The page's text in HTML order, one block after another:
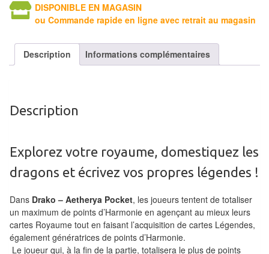
d'échecs
en
en
Tables
Accessoires
Jeux
de
société
DISPONIBLE EN MAGASIN
ou Commande rapide en ligne avec retrait au magasin
Description Informations complémentaires
Description
Explorez votre royaume, domestiquez les
dragons et écrivez vos propres légendes !
Dans Drako – Aetherya Pocket, les joueurs tentent de totaliser
un maximum de points d’Harmonie en agençant au mieux leurs
cartes Royaume tout en faisant l’acquisition de cartes Légendes,
également génératrices de points d’Harmonie.
Le joueur qui, à la fin de la partie, totalisera le plus de points